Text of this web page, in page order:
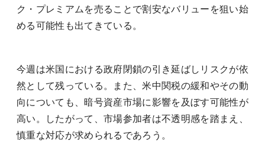
ク・プレミアムを売ることで割安なバリューを狙い始
める可能性も出てきている。
今週は米国における政府閉鎖の引き延ばしリスクが依
然として残っている。また、米中関税の緩和やその動
向についても、暗号資産市場に影響を及ぼす可能性が
高い。したがって、市場参加者は不透明感を踏まえ、
慎重な対応が求められるであろう。